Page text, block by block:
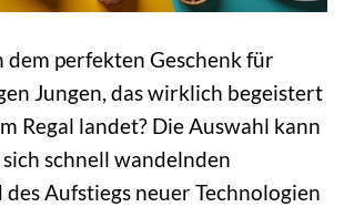
dem perfekten Geschenk für
Jungen, das wirklich begeistert
Regal landet? Die Auswahl kann
schnell wandelnden
des Aufstiegs neuer Technologien